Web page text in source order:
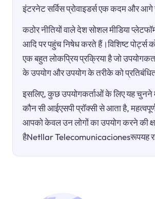
इंटरनेट सर्विस प्रोवाइडर्स एक कदम और आगे
कठोर नीतियों वाले देश सोशल मीडिया
आदि पर पहुंच निषेध करते हैं।विशिष्ट पोर्ट्स
एक बहुत लोकप्रिय प्रक्रिया है जो
के उपयोग और उपयोग के तरीके को
इसलिए, कुछ उपयोगकर्ताओं के लिए यह चुनने
कौन सी आईएसपी प्रॉक्सी से आता है,
आपको केवल उन लोगों का उपयोग करने की
हैNetllar Telecomunicacionesरूपयह